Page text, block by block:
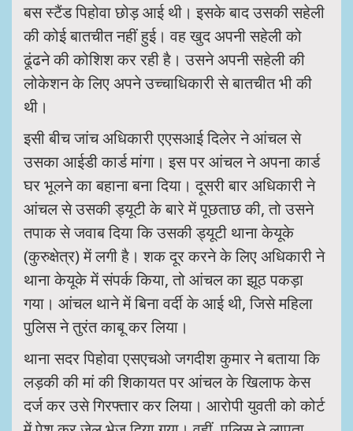
बस स्टैंड पिहोवा छोड़ आई थी। इसके बाद उसकी सहेली
की कोई बातचीत नहीं हुई। वह खुद अपनी सहेली को
ढूंढने की कोशिश कर रही है। उसने अपनी सहेली की
लोकेशन के लिए अपने उच्चाधिकारी से बातचीत भी की
थी।
इसी बीच जांच अधिकारी एएसआई दिलेर ने आंचल से
उसका आईडी कार्ड मांगा। इस पर आंचल ने अपना कार्ड
घर भूलने का बहाना बना दिया। दूसरी बार अधिकारी ने
आंचल से उसकी ड्यूटी के बारे में पूछताछ की, तो उसने
तपाक से जवाब दिया कि उसकी ड्यूटी थाना केयूके
(कुरुक्षेत्र) में लगी है। शक दूर करने के लिए अधिकारी ने
थाना केयूके में संपर्क किया, तो आंचल का झूठ पकड़ा
गया। आंचल थाने में बिना वर्दी के आई थी, जिसे महिला
पुलिस ने तुरंत काबू कर लिया।
थाना सदर पिहोवा एसएचओ जगदीश कुमार ने बताया कि
लड़की की मां की शिकायत पर आंचल के खिलाफ केस
दर्ज कर उसे गिरफ्तार कर लिया। आरोपी युवती को कोर्ट